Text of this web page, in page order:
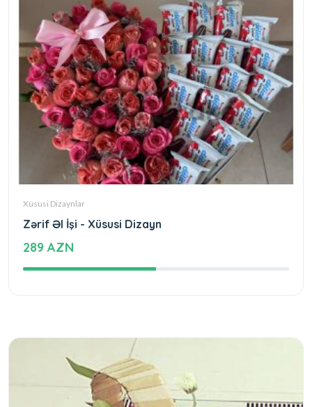
Xüsusi Dizaynlar
Zərif Əl İşi - Xüsusi Dizayn
289 AZN